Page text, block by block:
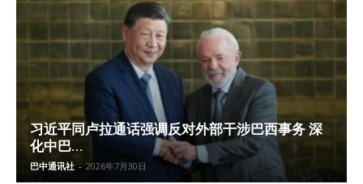
习近平同卢拉通话强调反对外部干涉巴西事务 深
化中巴...
巴中通讯社 - 2026年7月30日